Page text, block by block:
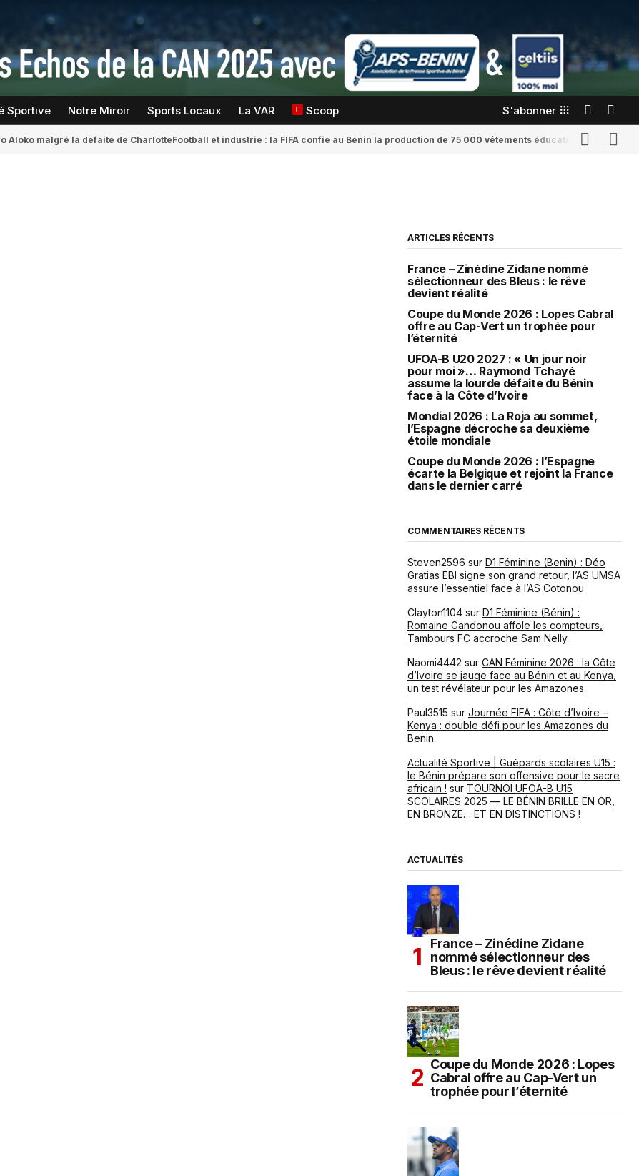
Sportive Notre Miroir Sports Locaux La VAR Scoop S'abonner
Aloko malgré la défaite de CharlotteFootball et industrie : la FIFA confie au Bénin la production de 75 000 vêtements éducatifs
ARTICLES RÉCENTS
France – Zinédine Zidane nommé
sélectionneur des Bleus : le rêve
devient réalité
Coupe du Monde 2026 : Lopes Cabral
offre au Cap-Vert un trophée pour
l’éternité
UFOA-B U20 2027 : « Un jour noir
pour moi »… Raymond Tchayé
assume la lourde défaite du Bénin
face à la Côte d’Ivoire
Mondial 2026 : La Roja au sommet,
l’Espagne décroche sa deuxième
étoile mondiale
Coupe du Monde 2026 : l’Espagne
écarte la Belgique et rejoint la France
dans le dernier carré
COMMENTAIRES RÉCENTS
Steven2596 sur D1 Féminine (Benin) : Déo
Gratias EBI signe son grand retour, l’AS UMSA
assure l’essentiel face à l’AS Cotonou
Clayton1104 sur D1 Féminine (Bénin) :
Romaine Gandonou affole les compteurs,
Tambours FC accroche Sam Nelly
Naomi4442 sur CAN Féminine 2026 : la Côte
d’Ivoire se jauge face au Bénin et au Kenya,
un test révélateur pour les Amazones
Paul3515 sur Journée FIFA : Côte d’Ivoire –
Kenya : double défi pour les Amazones du
Benin
Actualité Sportive | Guépards scolaires U15 :
le Bénin prépare son offensive pour le sacre
africain ! sur TOURNOI UFOA-B U15
SCOLAIRES 2025 — LE BÉNIN BRILLE EN OR,
EN BRONZE… ET EN DISTINCTIONS !
ACTUALITÉS
France – Zinédine Zidane
nommé sélectionneur des
Bleus : le rêve devient réalité
Coupe du Monde 2026 : Lopes
Cabral offre au Cap-Vert un
trophée pour l’éternité